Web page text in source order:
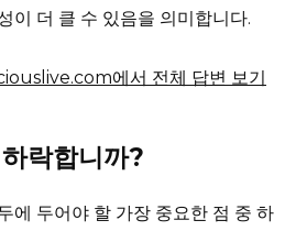
이 더 클 수 있음을 의미합니다.
에서 전체 답변 보기
락합니까?
에 두어야 할 가장 중요한 점 중 하